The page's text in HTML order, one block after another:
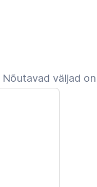
Nõutavad väljad